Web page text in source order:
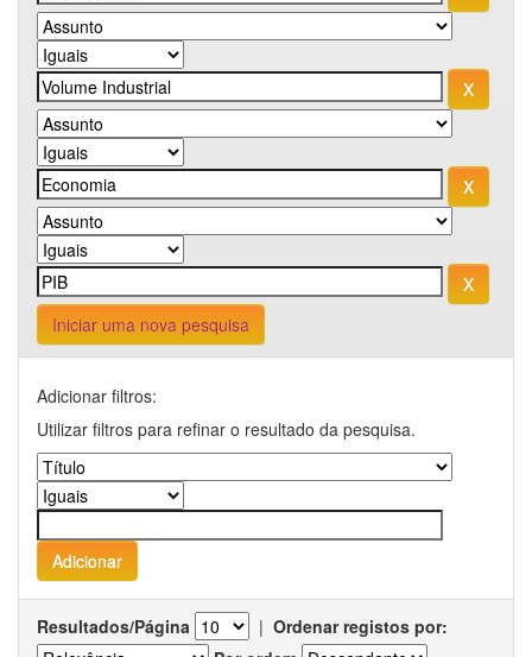
Iniciar uma nova pesquisa
Adicionar filtros:
Utilizar filtros para refinar o resultado da pesquisa.
Resultados/Página | Ordenar registos por: